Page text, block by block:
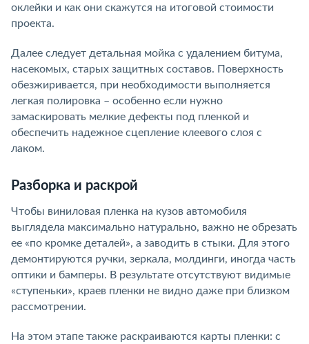
оклейки и как они скажутся на итоговой стоимости
проекта.
Далее следует детальная мойка с удалением битума,
насекомых, старых защитных составов. Поверхность
обезжиривается, при необходимости выполняется
легкая полировка – особенно если нужно
замаскировать мелкие дефекты под пленкой и
обеспечить надежное сцепление клеевого слоя с
лаком.
Разборка и раскрой
Чтобы виниловая пленка на кузов автомобиля
выглядела максимально натурально, важно не обрезать
ее «по кромке деталей», а заводить в стыки. Для этого
демонтируются ручки, зеркала, молдинги, иногда часть
оптики и бамперы. В результате отсутствуют видимые
«ступеньки», краев пленки не видно даже при близком
рассмотрении.
На этом этапе также раскраиваются карты пленки: с